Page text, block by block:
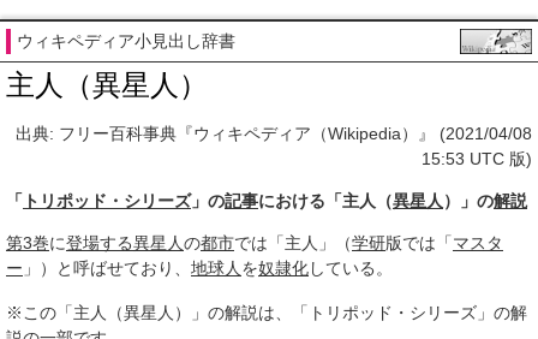
ウィキペディア小見出し辞書
主人（異星人）
出典: フリー百科事典『ウィキペディア（Wikipedia）』 (2021/04/08
15:53 UTC 版)
「 トリポッド・シリーズ」の記事における「主人（異星人 ）」の解説
第3巻に登場する異星人の都市では「主人」（学研版では「マスタ
ー 」）と呼ばせており、 地球人 を奴隷化している。
※この「主人（異星人）」の解説は、「トリポッド・シリーズ」の解